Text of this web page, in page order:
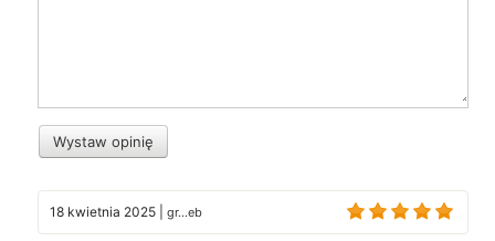
Wystaw opinię
18 kwietnia 2025 gr...eb